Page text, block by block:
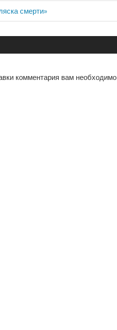
смерти»
комментария вам необходимо